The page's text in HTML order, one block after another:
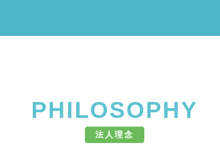
PHILOSOPHY
法人理念